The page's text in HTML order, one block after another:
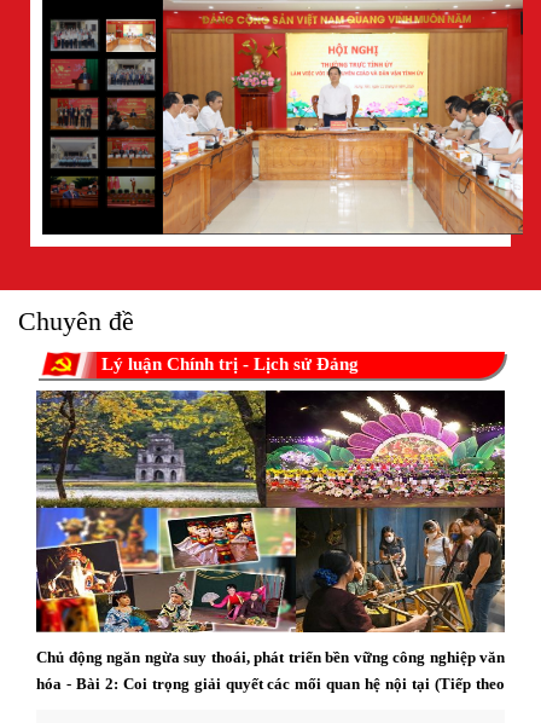
Chuyên đề
Lý luận Chính trị - Lịch sử Đảng
Chủ động ngăn ngừa suy thoái, phát triển bền vững công nghiệp văn
hóa - Bài 2: Coi trọng giải quyết các mối quan hệ nội tại (Tiếp theo